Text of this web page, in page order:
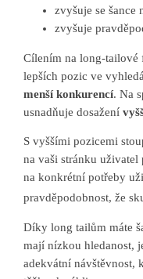
zvyšuje se šance
zvyšuje
Cílením na long-tailové
lepších pozic ve
menší konkurencí. Na
usnadňuje dosažení
S vyššími pozicemi
na vaši stránku
na konkrétní potřeby
pravděpodobnost, že
Díky long tailům máte
mají nízkou hledanost,
adekvátní návštěvnost,